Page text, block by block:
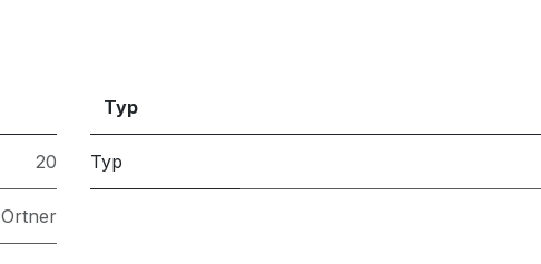
20
Ortner
Typ
Typ